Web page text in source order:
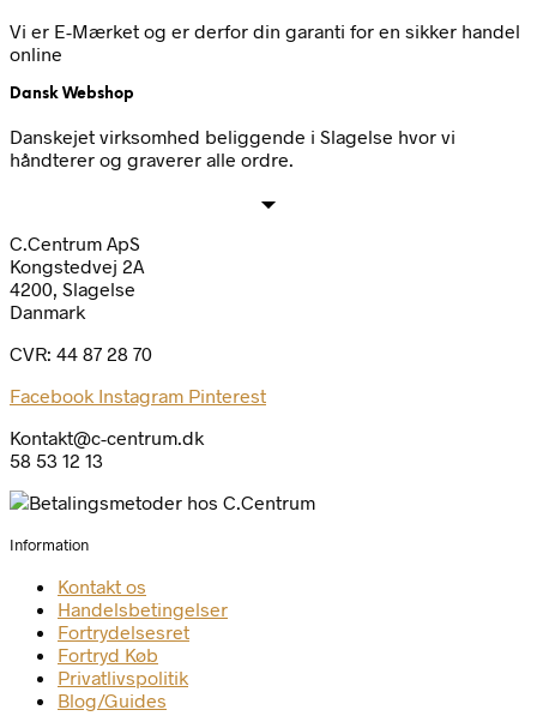
Vi er E-Mærket og er derfor din garanti for en sikker handel
online
Dansk Webshop
Danskejet virksomhed beliggende i Slagelse hvor vi
håndterer og graverer alle ordre.
C.Centrum ApS
Kongstedvej 2A
4200, Slagelse
Danmark
CVR: 44 87 28 70
Facebook Instagram Pinterest
Kontakt@c-centrum.dk
58 53 12 13
Information
Kontakt os
Handelsbetingelser
Fortrydelsesret
Fortryd Køb
Privatlivspolitik
Blog/Guides